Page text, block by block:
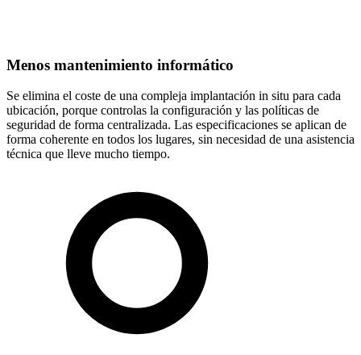
Menos mantenimiento informático
Se elimina el coste de una compleja implantación in situ para cada
ubicación, porque controlas la configuración y las políticas de
seguridad de forma centralizada. Las especificaciones se aplican de
forma coherente en todos los lugares, sin necesidad de una asistencia
técnica que lleve mucho tiempo.